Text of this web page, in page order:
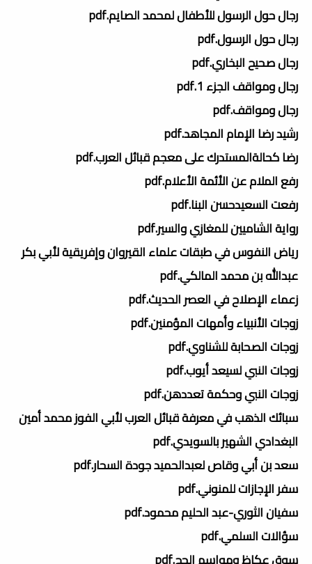
رجال حول الرسول للأطفال لمحمد الصايم.pdf
رجال حول الرسول.pdf
رجال صحيح البخاري.pdf
رجال ومواقف الجزء 1.pdf
رجال ومواقف.pdf
رشيد رضا الإمام المجاهد.pdf
رضا كحالةالمستدرك على معجم قبائل العرب.pdf
رفع الملام عن الأئمة الأعلام.pdf
رفعت السعيدحسن البنا.pdf
رواية الشاميين للمغازي والسير.pdf
رياض النفوس في طبقات علماء القيروان وإفريقية لأبي بكر
عبدالله بن محمد المالكي.pdf
زعماء الإصلاح في العصر الحديث.pdf
زوجات الأنبياء وأمهات المؤمنين.pdf
زوجات الصحابة للشناوي.pdf
زوجات النبي لسيعد أيوب.pdf
زوجات النبي وحكمة تعددهن.pdf
سبائك الذهب في معرفة قبائل العرب لأبي الفوز محمد أمين
البغدادي الشهير بالسويدي.pdf
سعد بن أبي وقاص لعبدالحميد جودة السحار.pdf
سفر الإجازات للمنوني.pdf
سفيان الثوري-عبد الحليم محمود.pdf
سؤالات السلمي.pdf